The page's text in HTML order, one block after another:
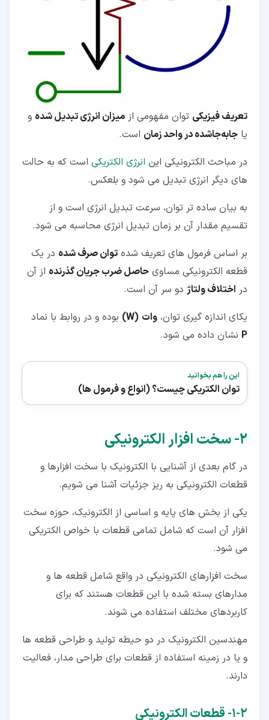
تعریف فیزیکی توان مفهومی از میزان انرژی تبدیل شده و
یا جابه‌جاشده در واحد زمان است.
در مباحث الکترونیکی این انرژی الکتریکی است که به حالت
های دیگر انرژی تبدیل می شود و بلعکس.
به بیان ساده تر توان، سرعت تبدیل انرژی است و از
تقسیم مقدار آن بر زمان تبدیل انرژی محاسبه می شود.
بر اساس فرمول های تعریف شده توان صرف شده در یک
قطعه الکترونیکی مساوی حاصل ضرب جریان گذرنده از آن
در اختلاف ولتاژ دو سر آن است.
یکای اندازه گیری توان، وات (W)
بوده و در روابط با نماد
P نشان داده می شود.
این را هم بخوانید
توان الکتریکی چیست؟ (انواع و فرمول ها)
۲‏- سخت افزار الکترونیکی
در گام بعدی از آشنایی با الکترونیک با سخت افزارها و
قطعات الکترونیکی به ریز جزئیات آشنا می شویم.
یکی از بخش های پایه و اساسی از الکترونیک، حوزه سخت
افزار آن است که شامل تمامی قطعات با خواص الکتریکی
می شود.
سخت افزارهای الکترونیکی در واقع شامل قطعه ها و
مدارهای بسته شده با این قطعات هستند که برای
کاربردهای مختلف استفاده می شوند.
مهندسین الکترونیک در دو حیطه تولید و طراحی قطعه ها
و یا در زمینه استفاده از قطعات برای طراحی مدار، فعالیت
دارند.
۲‏-‏۱‏- قطعات الکترونیکی